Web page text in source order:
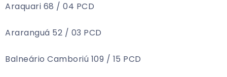
Araquari 68 / 04 PCD
Araranguá 52 / 03 PCD
Balneário Camboriú 109 / 15 PCD